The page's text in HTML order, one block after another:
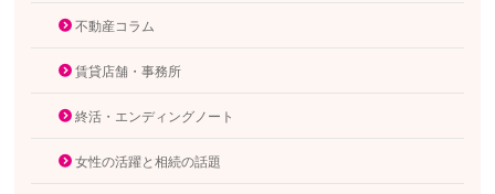
不動産コラム
賃貸店舗・事務所
終活・エンディングノート
女性の活躍と相続の話題